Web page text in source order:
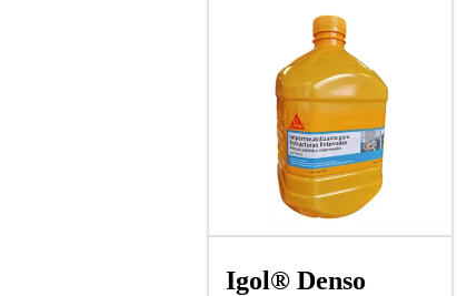
Igol® Denso